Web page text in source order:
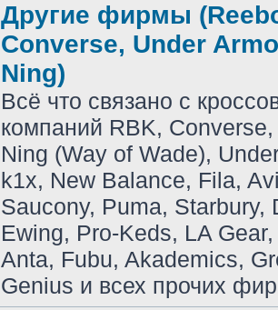
Другие фирмы
Converse, Under
Ning)
Всё что связано с
компаний RBK,
Ning (Way of Wade),
k1x, New Balance, Fila,
Saucony, Puma, Starbury,
Ewing, Pro-Keds, LA
Anta, Fubu, Akademics,
Genius и всех прочих